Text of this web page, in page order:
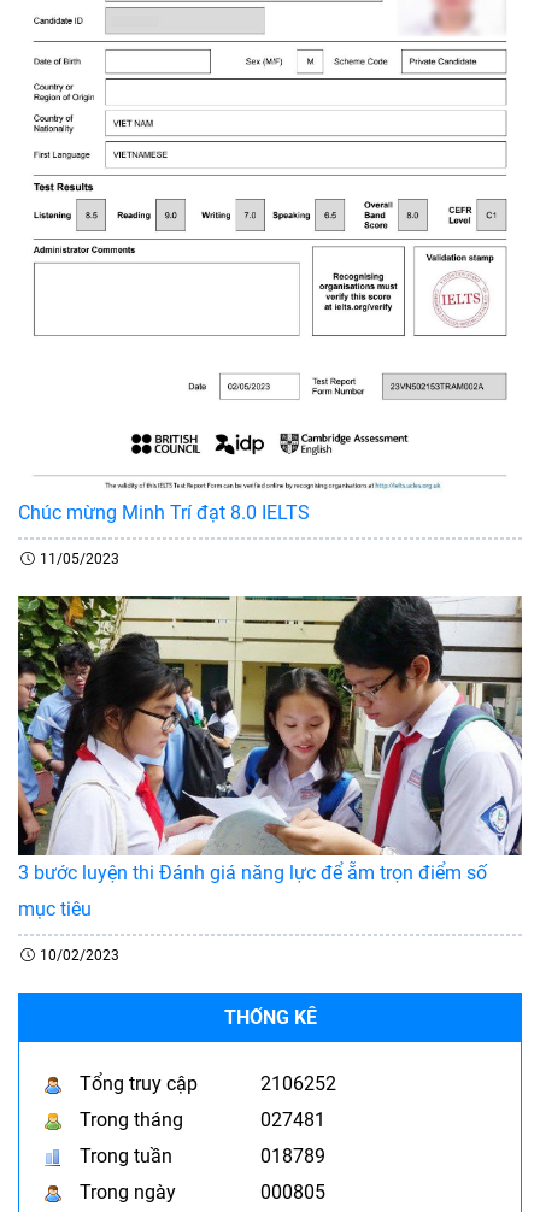
Chúc mừng Minh Trí đạt 8.0 IELTS
11/05/2023
3 bước luyện thi Đánh giá năng lực để ẵm trọn điểm số
mục tiêu
10/02/2023
THỐNG KÊ
Tổng truy cập
2106252
Trong tháng
027481
Trong tuần
018789
Trong ngày
000805